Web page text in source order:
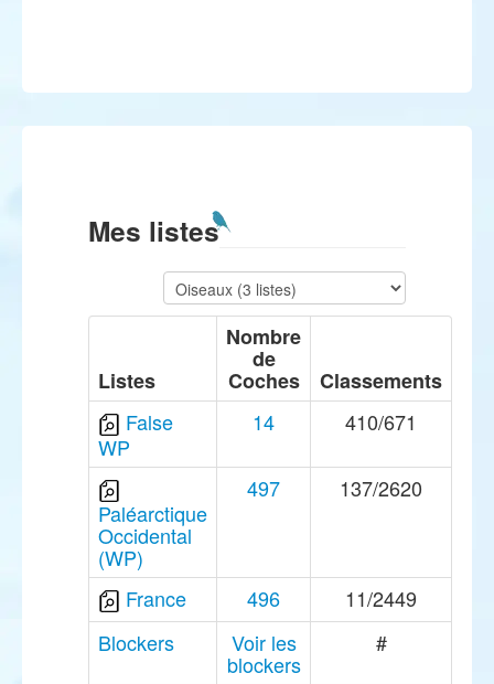
Mes listes
Listes
Nombre
de
Coches
Classements
False
WP
14 410/671
Paléarctique
Occidental
(WP)
497 137/2620
France 496
11/2449
Blockers
Voir les
blockers
#